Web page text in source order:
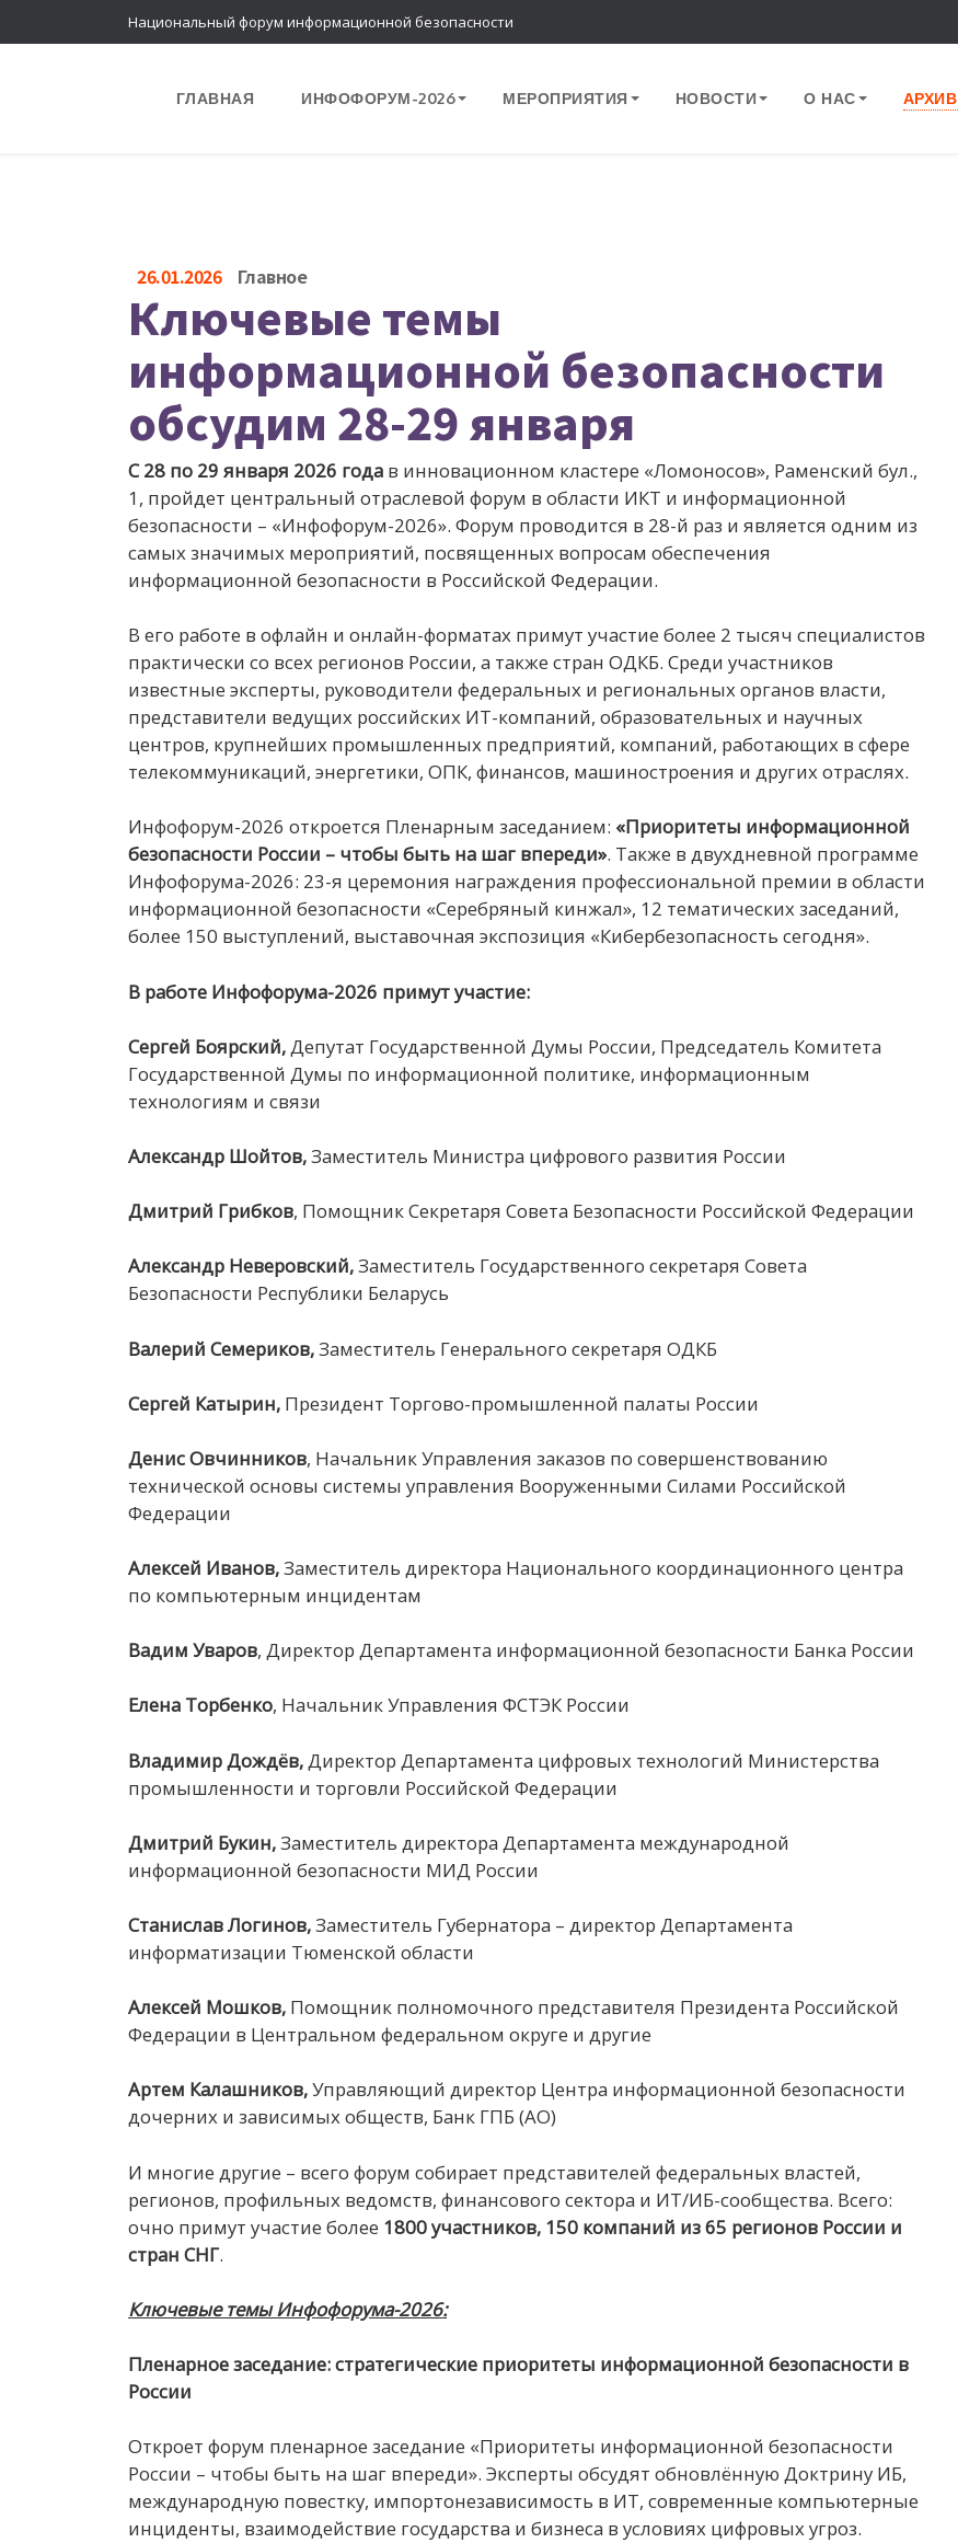
Национальный форум информационной безопасности
ГЛАВНАЯ ИНФОФОРУМ-2026 МЕРОПРИЯТИЯ НОВОСТИ О НАС АРХИВ
26.01.2026 Главное
Ключевые темы
информационной безопасности
обсудим 28-29 января
С 28 по 29 января 2026 года в инновационном кластере «Ломоносов», Раменский бул.,
1, пройдет центральный отраслевой форум в области ИКТ и информационной
безопасности – «Инфофорум-2026». Форум проводится в 28-й раз и является одним из
самых значимых мероприятий, посвященных вопросам обеспечения
информационной безопасности в Российской Федерации.
В его работе в офлайн и онлайн-форматах примут участие более 2 тысяч специалистов
практически со всех регионов России, а также стран ОДКБ. Среди участников
известные эксперты, руководители федеральных и региональных органов власти,
представители ведущих российских ИТ-компаний, образовательных и научных
центров, крупнейших промышленных предприятий, компаний, работающих в сфере
телекоммуникаций, энергетики, ОПК, финансов, машиностроения и других отраслях.
Инфофорум-2026 откроется Пленарным заседанием: «Приоритеты информационной
безопасности России – чтобы быть на шаг впереди». Также в двухдневной программе
Инфофорума-2026: 23-я церемония награждения профессиональной премии в области
информационной безопасности «Серебряный кинжал», 12 тематических заседаний,
более 150 выступлений, выставочная экспозиция «Кибербезопасность сегодня».
В работе Инфофорума-2026 примут участие:
Сергей Боярский,Депутат Государственной Думы России, Председатель Комитета
Государственной Думы по информационной политике, информационным
технологиям и связи
Александр Шойтов,Заместитель Министра цифрового развития России
Дмитрий Грибков, Помощник Секретаря Совета Безопасности Российской Федерации
Александр Неверовский,Заместитель Государственного секретаря Совета
Безопасности Республики Беларусь
Валерий Семериков,Заместитель Генерального секретаря ОДКБ
Сергей Катырин, Президент Торгово-промышленной палаты России
Денис Овчинников, Начальник Управления заказов по совершенствованию
технической основы системы управления Вооруженными Силами Российской
Федерации
Алексей Иванов,Заместитель директора Национального координационного центра
по компьютерным инцидентам
Вадим Уваров, Директор Департамента информационной безопасности Банка России
Елена Торбенко, Начальник Управления ФСТЭК России
ВладимирДождёв,Директор Департамента цифровых технологий Министерства
промышленности и торговли Российской Федерации
Дмитрий Букин,Заместитель директора Департамента международной
информационной безопасности МИД России
Станислав Логинов,Заместитель Губернатора – директор Департамента
информатизации Тюменской области
Алексей Мошков, Помощник полномочного представителя Президента Российской
Федерации в Центральном федеральном округе и другие
Артем Калашников,Управляющий директор Центра информационной безопасности
дочерних и зависимых обществ, Банк ГПБ (АО)
И многие другие – всего форум собирает представителей федеральных властей,
регионов, профильных ведомств, финансового сектора и ИТ/ИБ-сообщества. Всего:
очно примут участие более 1800 участников, 150 компаний из 65 регионов России и
стран СНГ.
Ключевые темы Инфофорума-2026:
Пленарное заседание: стратегические приоритеты информационной безопасности в
России
Откроет форум пленарное заседание «Приоритеты информационной безопасности
России – чтобы быть на шаг впереди». Эксперты обсудят обновлённую Доктрину ИБ,
международную повестку, импортонезависимость в ИТ, современные компьютерные
инциденты, взаимодействие государства и бизнеса в условиях цифровых угроз.